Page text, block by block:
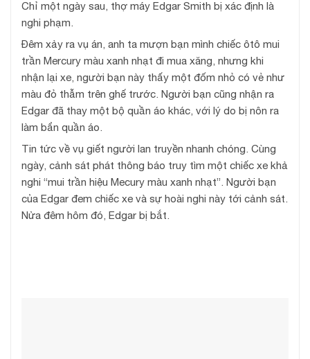
Chỉ một ngày sau, thợ máy Edgar Smith bị xác định là
nghi phạm.
Đêm xảy ra vụ án, anh ta mượn bạn mình chiếc ôtô mui
trần Mercury màu xanh nhạt đi mua xăng, nhưng khi
nhận lại xe, người bạn này thấy một đốm nhỏ có vẻ như
màu đỏ thẫm trên ghế trước. Người bạn cũng nhận ra
Edgar đã thay một bộ quần áo khác, với lý do bị nôn ra
làm bẩn quần áo.
Tin tức về vụ giết người lan truyền nhanh chóng. Cùng
ngày, cảnh sát phát thông báo truy tìm một chiếc xe khả
nghi “mui trần hiệu Mecury màu xanh nhạt”. Người bạn
của Edgar đem chiếc xe và sự hoài nghi này tới cảnh sát.
Nửa đêm hôm đó, Edgar bị bắt.